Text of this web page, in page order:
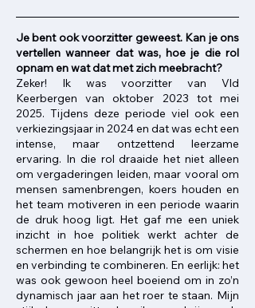
​Je bent ook voorzitter geweest. Kan je ons
vertellen wanneer dat was, hoe je die rol
opnam en wat dat met zich meebracht?
Zeker! Ik was voorzitter van Vld
Keerbergen van oktober 2023 tot mei
2025. Tijdens deze periode viel ook een
verkiezingsjaar in 2024 en dat was echt een
intense, maar ontzettend leerzame
ervaring. In die rol draaide het niet alleen
om vergaderingen leiden, maar vooral om
mensen samenbrengen, koers houden en
het team motiveren in een periode waarin
de druk hoog ligt. Het gaf me een uniek
inzicht in hoe politiek werkt achter de
schermen en hoe belangrijk het is om visie
en verbinding te combineren. En eerlijk: het
was ook gewoon heel boeiend om in zo’n
dynamisch jaar aan het roer te staan. Mijn